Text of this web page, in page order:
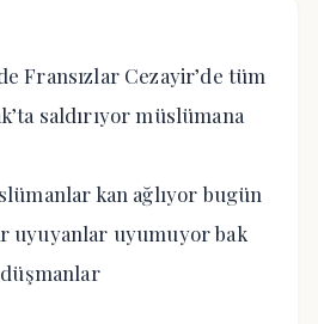
Fransızlar Cezayir’de tüm
saldırıyor müslümana
kan ağlıyor bugün
uyuyanlar uyumuyor bak
düşmanlar